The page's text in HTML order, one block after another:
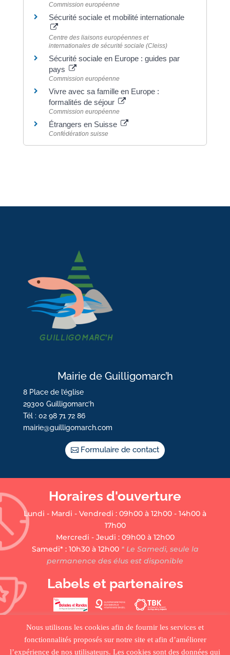
Commission européenne
Sécurité sociale et mobilité internationale
Centre des liaisons européennes et
internationales de sécurité sociale (Cleiss)
Sécurité sociale en Europe : guides par
pays
Commission européenne
Vivre avec sa famille en Europe :
formalités de séjour
Commission européenne
Étrangers en Suisse
Confédération suisse
Mairie de Guilligomarc’h
8 Place de l’église
29300 Guilligomarc’h
Tél : 02 98 71 72 86
mairie@guilligomarch.com
Formulaire de contact
Horaires d'ouverture
Lundi - Mardi - Vendredi : 09h00 à 12h00 - 14h00 à
17h00
Mercredi - Jeudi : 09h00 à 12h00
Samedi* : 10h30 à 12h00* Le Samedi, seule la
permanence des élus est disponible
Labels et partenaires
Nous utilisons les cookies afin de fournir les services et
fonctionnalités proposés sur notre site et afin d’améliorer
l’expérience de nos utilisateurs. Les cookies sont des données qui